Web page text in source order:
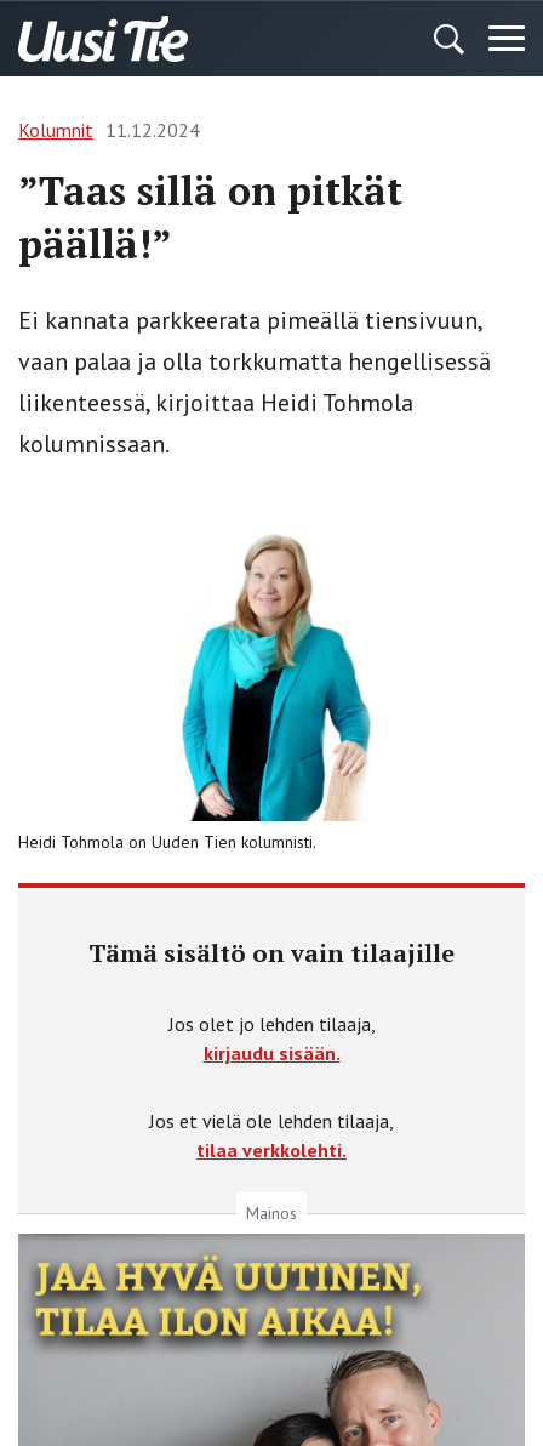
Kolumnit 11.12.2024
”Taas sillä on pitkät
päällä!”
Ei kannata parkkeerata pimeällä tiensivuun,
vaan palaa ja olla torkkumatta hengellisessä
liikenteessä, kirjoittaa Heidi Tohmola
kolumnissaan.
Heidi Tohmola on Uuden Tien kolumnisti.
Tämä sisältö on vain tilaajille
Jos olet jo lehden tilaaja,
kirjaudu sisään.
Jos et vielä ole lehden tilaaja,
tilaa verkkolehti.
Mainos